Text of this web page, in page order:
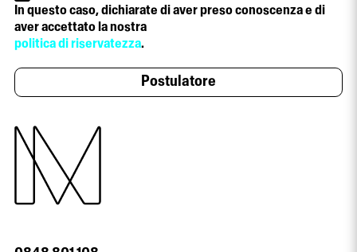
In questo caso, dichiarate di aver preso conoscenza e di
aver accettato la nostra
politica di riservatezza.